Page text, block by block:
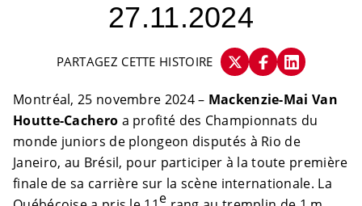
27.11.2024
PARTAGEZ CETTE HISTOIRE
Montréal, 25 novembre 2024 – Mackenzie-Mai Van
Houtte-Cachero a profité des Championnats du
monde juniors de plongeon disputés à Rio de
Janeiro, au Brésil, pour participer à la toute première
finale de sa carrière sur la scène internationale. La
e